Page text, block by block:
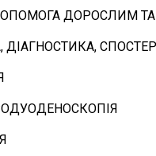
ДОРОСЛИМ
ДІАГНОСТИКА,